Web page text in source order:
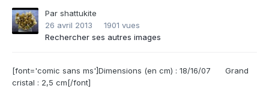
Par shattukite
26 avril 2013
1901 vues
Rechercher ses autres images
[font='comic sans ms']Dimensions (en cm) : 18/16/07 Grand
cristal : 2,5 cm[/font]